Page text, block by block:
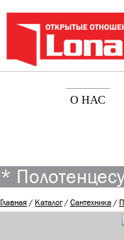
О НАС
*
Главная/ Каталог/Сантехника/